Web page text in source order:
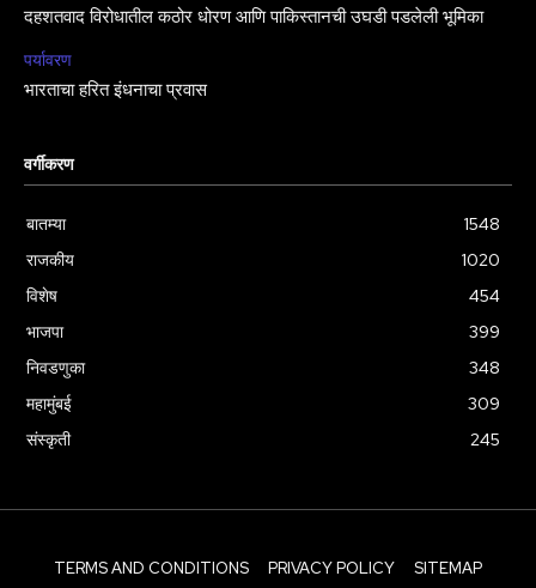
दहशतवाद विरोधातील कठोर धोरण आणि पाकिस्तानची उघडी पडलेली भूमिका
पर्यावरण
भारताचा हरित इंधनाचा प्रवास
वर्गीकरण
बातम्या
1548
राजकीय
1020
विशेष
454
भाजपा
399
निवडणुका
348
महामुंबई
309
संस्कृती
245
TERMS AND CONDITIONS PRIVACY POLICY SITEMAP